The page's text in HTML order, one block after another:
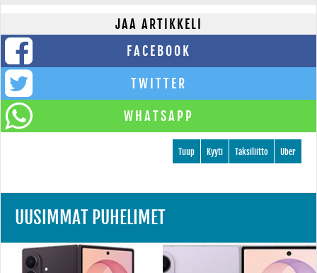
JAA ARTIKKELI
FACEBOOK
TWITTER
WHATSAPP
Uber
Taksiliitto
Kyyti
Tuup
UUSIMMAT PUHELIMET